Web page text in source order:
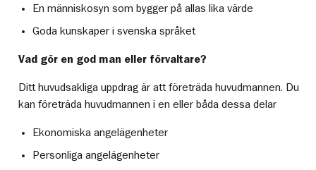
En människosyn som bygger på allas lika värde
Goda kunskaper i svenska språket
Vad gör en god man eller förvaltare?
Ditt huvudsakliga uppdrag är att företräda huvudmannen. Du
kan företräda huvudmannen i en eller båda dessa delar
Ekonomiska angelägenheter
Personliga angelägenheter